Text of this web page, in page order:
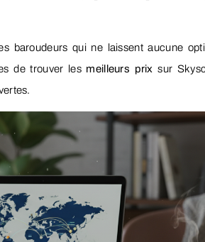
baroudeurs qui ne laissent aucune
de trouver les meilleurs prix sur